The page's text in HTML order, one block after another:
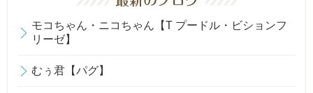
モコちゃん・ニコちゃん【T プードル・ビションフ
リーゼ】
むぅ君【パグ】